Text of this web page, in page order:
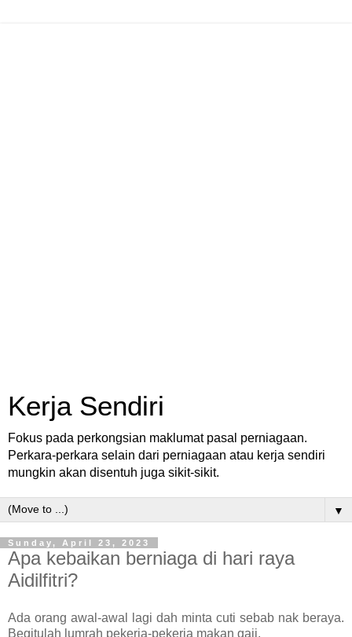
Kerja Sendiri
Fokus pada perkongsian maklumat pasal perniagaan.
Perkara-perkara selain dari perniagaan atau kerja sendiri
mungkin akan disentuh juga sikit-sikit.
▼
Sunday, April 23, 2023
Apa kebaikan berniaga di hari raya
Aidilfitri?
Ada orang awal-awal lagi dah minta cuti sebab nak beraya.
Begitulah lumrah pekerja-pekerja makan gaji.